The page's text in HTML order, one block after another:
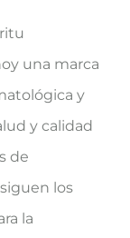
una marca
y
y calidad
de
los
la